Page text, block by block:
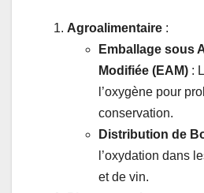
Agroalimentaire :
Emballage sous
Modifiée (EAM) :
l’oxygène pour
conservation.
Distribution de
l’oxydation dans
et de vin.